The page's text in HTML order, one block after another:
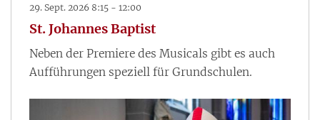
29. Sept. 2026 8:15 - 12:00
St. Johannes Baptist
Neben der Premiere des Musicals gibt es auch
Aufführungen speziell für Grundschulen.